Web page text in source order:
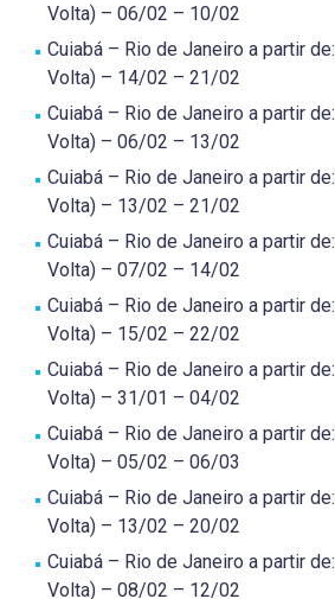
Volta) – 06/02 – 10/02
Cuiabá – Rio de Janeiro a partir de:
Volta) – 14/02 – 21/02
Cuiabá – Rio de Janeiro a partir de:
Volta) – 06/02 – 13/02
Cuiabá – Rio de Janeiro a partir de:
Volta) – 13/02 – 21/02
Cuiabá – Rio de Janeiro a partir de:
Volta) – 07/02 – 14/02
Cuiabá – Rio de Janeiro a partir de:
Volta) – 15/02 – 22/02
Cuiabá – Rio de Janeiro a partir de:
Volta) – 31/01 – 04/02
Cuiabá – Rio de Janeiro a partir de:
Volta) – 05/02 – 06/03
Cuiabá – Rio de Janeiro a partir de:
Volta) – 13/02 – 20/02
Cuiabá – Rio de Janeiro a partir de:
Volta) – 08/02 – 12/02